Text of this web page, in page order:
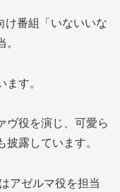
番組「いないいな
す。
ヴ役を演じ、可愛ら
露しています。
アゼルマ役を担当